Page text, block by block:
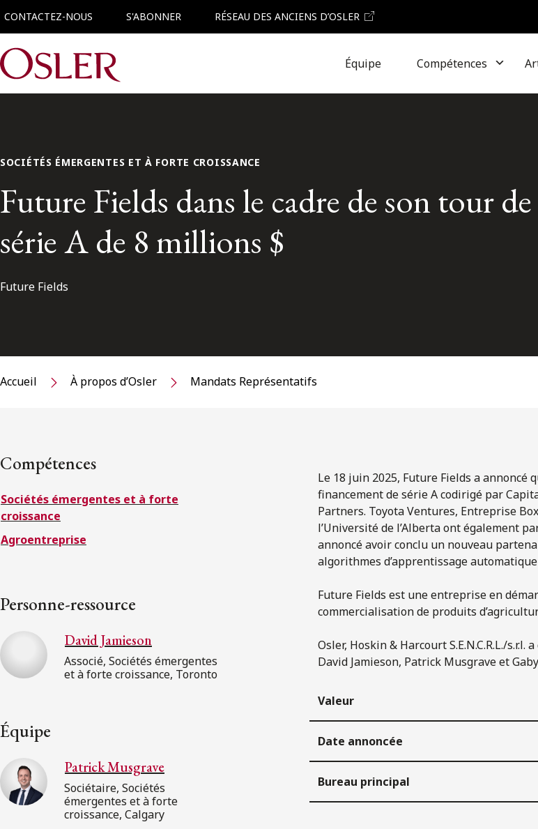
CONTACTEZ-NOUS S'ABONNER RÉSEAU DES ANCIENS D’OSLER
Main Navigation Équipe Compétences
SOCIÉTÉS ÉMERGENTES ET À FORTE CROISSANCE
Future Fields dans le cadre de son tour
série A de 8 millions $
Future Fields
Accueil À propos d’Osler Mandats Représentatifs
Compétences
Sociétés émergentes et à forte
croissance
Agroentreprise
Personne-ressource
David Jamieson
Associé, Sociétés émergentes
et à forte croissance, Toronto
Équipe
Patrick Musgrave
Sociétaire, Sociétés
émergentes et à forte
croissance, Calgary
Le 18 juin 2025, Future Fields a annoncé
financement de série A codirigé par
Partners. Toyota Ventures, Entreprise
l’Université de l’Alberta ont également
annoncé avoir conclu un nouveau
algorithmes d’apprentissage
Future Fields est une entreprise en
commercialisation de produits
Osler, Hoskin & Harcourt S.E.N.C.R.L./
David Jamieson, Patrick Musgrave et
Valeur
Date annoncée
Bureau principal